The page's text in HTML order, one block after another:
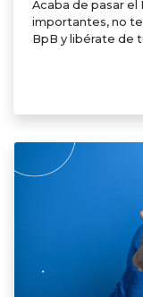
Acaba de pasar el
importantes, no
BpB y libérate de